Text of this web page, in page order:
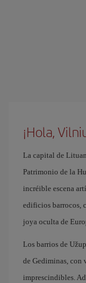
¡Hola,
La capital de
Patrimonio de la
incréible escena
edificios barrocos,
joya oculta de
Los barrios de
de Gediminas, con
imprescindibles.